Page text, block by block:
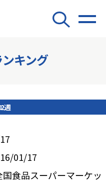
キング
週
01/17
食品スーパーマーケッ